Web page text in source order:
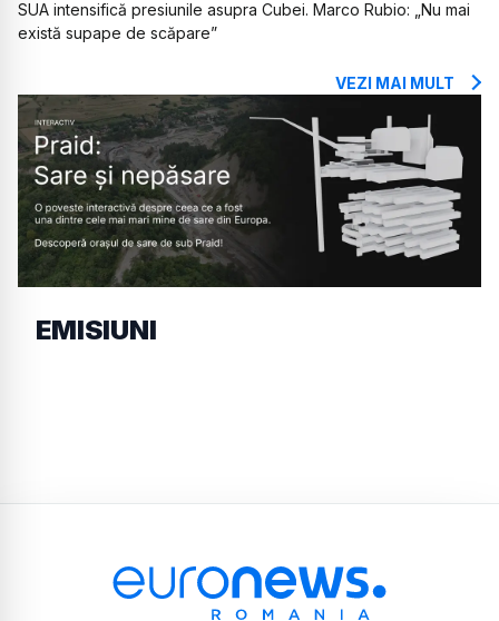
SUA intensifică presiunile asupra Cubei. Marco Rubio: „Nu mai
există supape de scăpare”
VEZI MAI MULT
EMISIUNI